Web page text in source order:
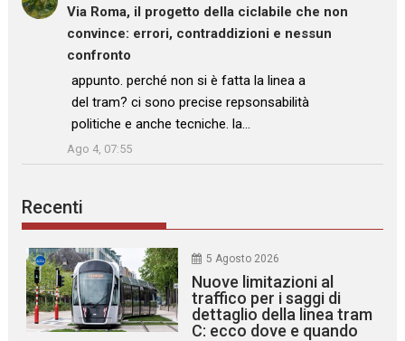
Via Roma, il progetto della ciclabile che non
convince: errori, contraddizioni e nessun
confronto
: “
appunto. perché non si è fatta la linea a
del tram? ci sono precise repsonsabilità
politiche e anche tecniche. la…
”
Ago 4, 07:55
Recenti
5 Agosto 2026
Nuove limitazioni al
traffico per i saggi di
dettaglio della linea tram
C: ecco dove e quando